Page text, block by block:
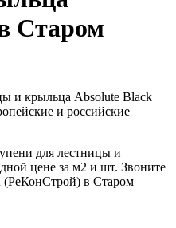
Старом
и крыльца Absolute Black
и российские
для лестницы и
цене за м2 и шт. Звоните
в Старом